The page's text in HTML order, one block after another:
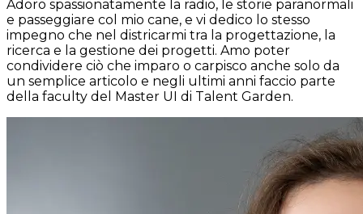
Adoro spassionatamente la radio, le storie paranormali
e passeggiare col mio cane, e vi dedico lo stesso
impegno che nel districarmi tra la progettazione, la
ricerca e la gestione dei progetti. Amo poter
condividere ciò che imparo o carpisco anche solo da
un semplice articolo e negli ultimi anni faccio parte
della faculty del Master UI di Talent Garden.